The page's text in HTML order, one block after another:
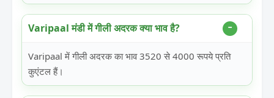
Varipaal मंडी में गीली अदरक क्या भाव है?
Varipaal में गीली अदरक का भाव 3520 से 4000 रूपये प्रति
कुएंटल हैं।